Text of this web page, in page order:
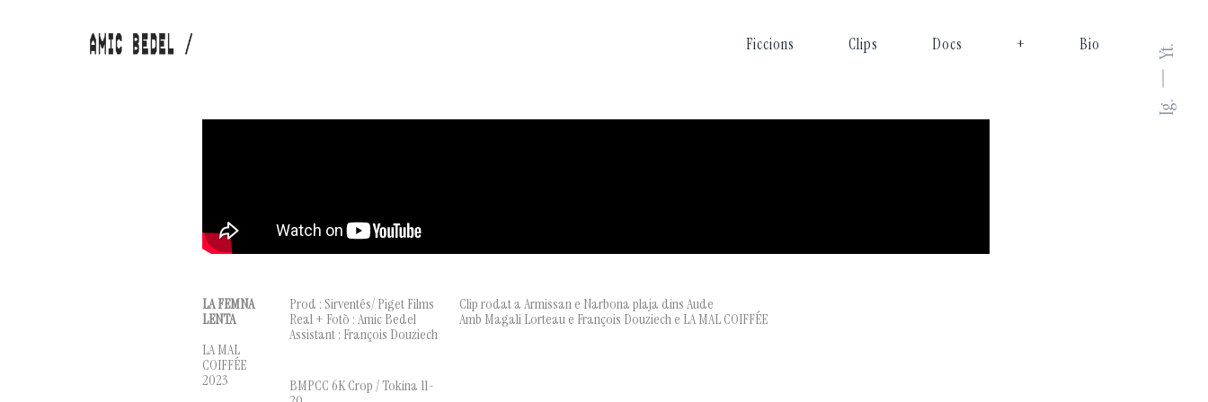
Ficcions Clips Docs + Bio
Ig.
Yt.
LA FEMNA
LENTA
LA MAL
COIFFÉE
2023
Prod : Sirventés/ Piget Films
Real + Fotò : Amic Bedel
Assistant : François Douziech
BMPCC 6K Crop / Tokina 11-
Clip rodat a Armissan e Narbona plaja dins Aude
Amb Magali Lorteau e François Douziech e LA MAL COIFFÉE